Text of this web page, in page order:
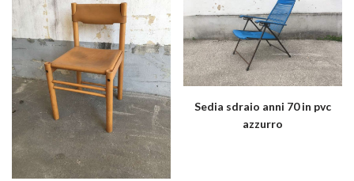
Sedia sdraio anni 70 in pvc
azzurro